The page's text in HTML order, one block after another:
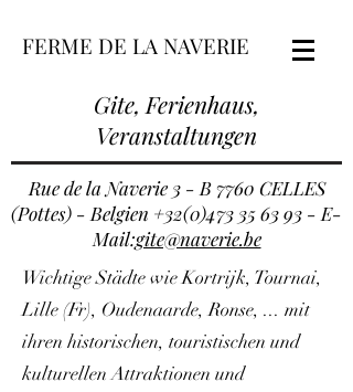
FERME DE LA NAVERIE
Gite, Ferienhaus,
Veranstaltungen
Rue de la Naverie 3 - B 7760 CELLES
(Pottes) - Belgien +32(0)473 35 63 93 - E-
Mail:gite@naverie.be
Wichtige Städte wie Kortrijk, Tournai,
Lille (Fr), Oudenaarde, Ronse, ... mit
ihren historischen, touristischen und
kulturellen Attraktionen und